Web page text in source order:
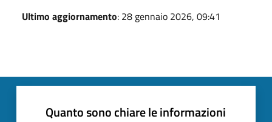
Ultimo aggiornamento: 28 gennaio 2026, 09:41
Quanto sono chiare le informazioni